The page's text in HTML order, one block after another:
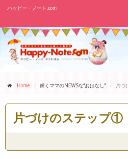
ハッピー・ノート.com
Home 輝くママのNEWSな“おはなし” 片づ
片づけのステップ①